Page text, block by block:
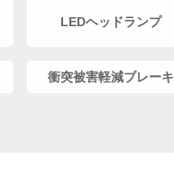
LEDヘッドランプ
衝突被害軽減ブレーキ